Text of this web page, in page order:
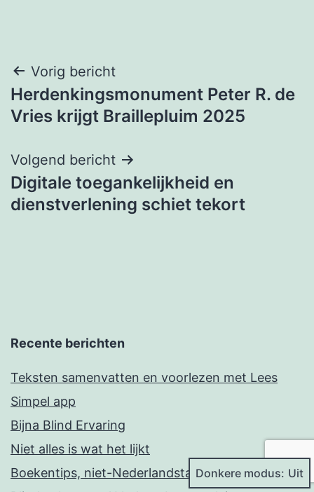
Bericht
navigatie
Vorig bericht
Herdenkingsmonument Peter R. de
Vries krijgt Braillepluim 2025
Volgend bericht
Digitale toegankelijkheid en
dienstverlening schiet tekort
Recente berichten
Teksten samenvatten en voorlezen met Lees
Simpel app
Bijna Blind Ervaring
Niet alles is wat het lijkt
Boekentips, niet-Nederlandstalige auteurs
Donkere modus: